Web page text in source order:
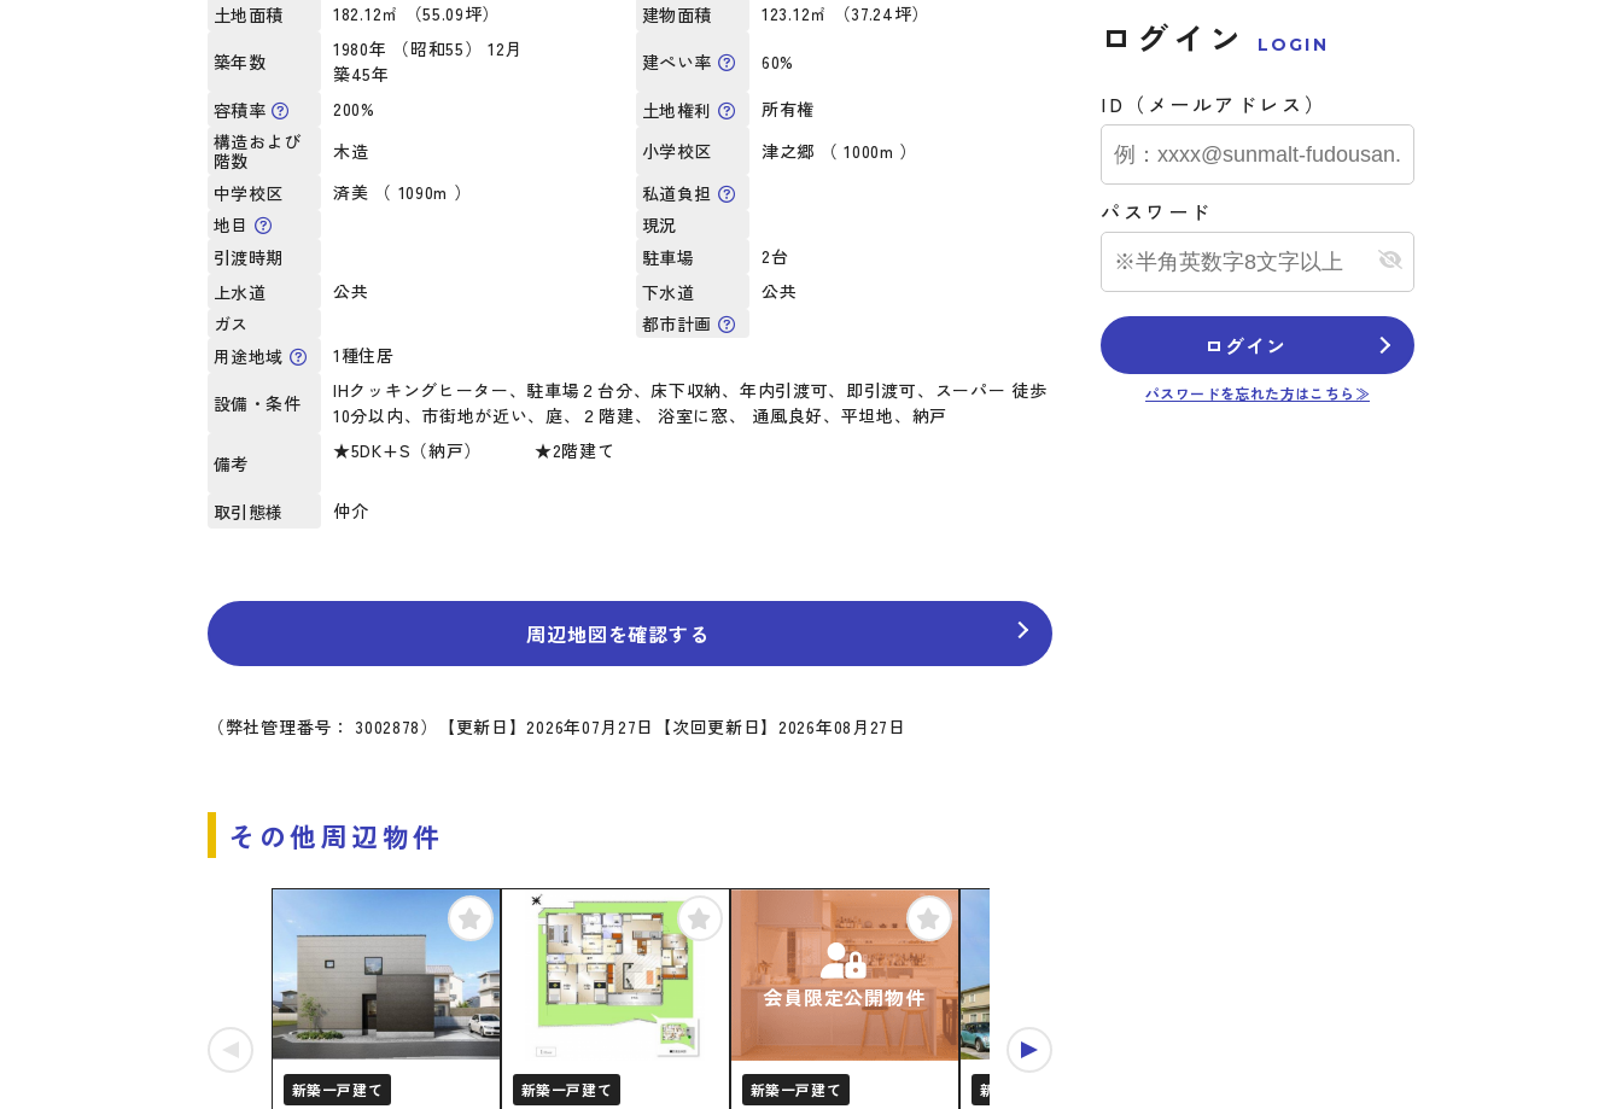
土地面積
182.12㎡ （55.09坪） 建物面積
123.12㎡ （37.24坪）
築年数
1980年 （昭和55） 12月
築45年
建ぺい率
60%
容積率
200% 土地権利
所有権
構造および
階数
木造 小学校区
津之郷 （ 1000m ）
中学校区
済美 （ 1090m ）
私道負担
地目
現況
引渡時期
駐車場
2台
上水道
公共 下水道
公共
ガス
都市計画
用途地域
1種住居
設備・条件
IHクッキングヒーター、駐車場２台分、床下収納、年内引渡可、即引渡可、スーパー 徒歩
10分以内、市街地が近い、庭、２階建、 浴室に窓、 通風良好、平坦地、納戸
備考
★5DK+S（納戸） ★2階建て
取引態様 仲介
周辺地図を確認する
（弊社管理番号： 3002878） 【更新日】2026年07月27日 【次回更新日】2026年08月27日
その他周辺物件
新築一戸建て 新築一戸建て
会員限定公開物件
新築一戸建て 新築一戸建て
ログイン LOGIN
ID（メールアドレス）
パスワード
ログイン
パスワードを忘れた方はこちら≫